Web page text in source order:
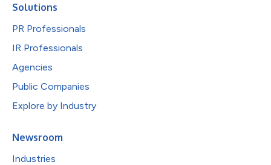
Solutions
PR Professionals
IR Professionals
Agencies
Public Companies
Explore by Industry
Newsroom
Industries